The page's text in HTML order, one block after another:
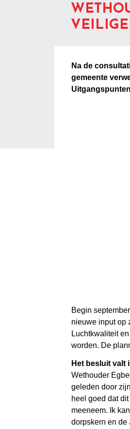
Na de
gemeente
Begin
nieuwe input op
Luchtkwaliteit
worden. De
Het besluit valt
Wethouder
geleden door
heel goed dat
meeneem. Ik
dorpskern en de